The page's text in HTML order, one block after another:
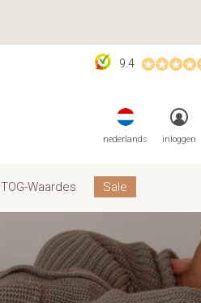
TOG-Waardes Sale
nederlands inloggen
9.4